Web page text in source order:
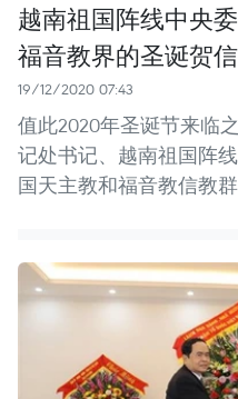
越南祖国阵线中央
福音教界的圣诞贺信
19/12/2020 07:43
值此2020年圣诞节来临
记处书记、越南祖国阵
国天主教和福音教信教群